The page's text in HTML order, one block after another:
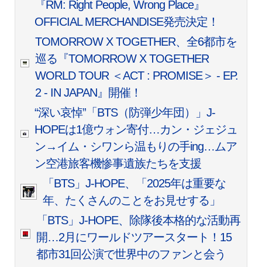
『RM: Right People, Wrong Place』
OFFICIAL MERCHANDISE発売決定！
TOMORROW X TOGETHER、全6都市を
巡る『TOMORROW X TOGETHER
WORLD TOUR ＜ACT : PROMISE＞ - EP.
2 - IN JAPAN』開催！
“深い哀悼”「BTS（防弾少年団）」J-
HOPEは1億ウォン寄付…カン・ジェジュ
ン→イム・シワンら温もりの手ing…ムア
ン空港旅客機惨事遺族たちを支援
「BTS」J-HOPE、「2025年は重要な
年、たくさんのことをお見せする」
「BTS」J-HOPE、除隊後本格的な活動再
開…2月にワールドツアースタート！15
都市31回公演で世界中のファンと会う